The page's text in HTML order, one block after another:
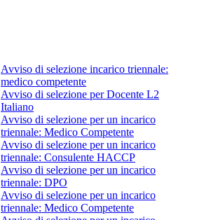
Avviso di selezione incarico triennale:
medico competente
Avviso di selezione per Docente L2
Italiano
Avviso di selezione per un incarico
triennale: Medico Competente
Avviso di selezione per un incarico
triennale: Consulente HACCP
Avviso di selezione per un incarico
triennale: DPO
Avviso di selezione per un incarico
triennale: Medico Competente